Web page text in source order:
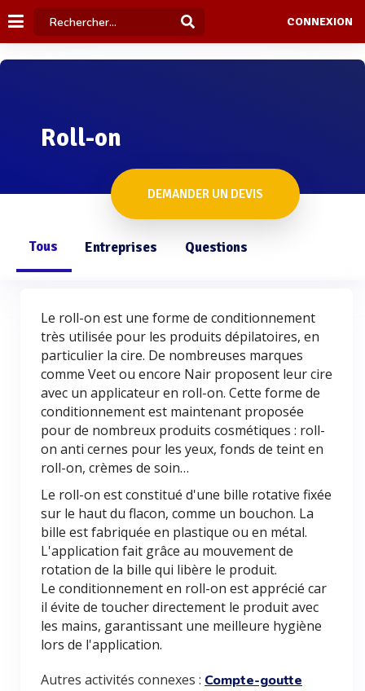
CONNEXION
Roll-on
DEMANDER UN DEVIS
Tous Entreprises Questions
Le roll-on est une forme de conditionnement
très utilisée pour les produits dépilatoires, en
particulier la cire. De nombreuses marques
comme Veet ou encore Nair proposent leur cire
avec un applicateur en roll-on. Cette forme de
conditionnement est maintenant proposée
pour de nombreux produits cosmétiques : roll-
on anti cernes pour les yeux, fonds de teint en
roll-on, crèmes de soin…
Le roll-on est constitué d'une bille rotative fixée
sur le haut du flacon, comme un bouchon. La
bille est fabriquée en plastique ou en métal.
L'application fait grâce au mouvement de
rotation de la bille qui libère le produit.
Le conditionnement en roll-on est apprécié car
il évite de toucher directement le produit avec
les mains, garantissant une meilleure hygiène
lors de l'application.
Autres activités connexes : Compte-goutte